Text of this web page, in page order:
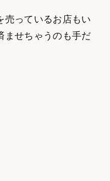
売っているお店もい
ませちゃうのも手だ